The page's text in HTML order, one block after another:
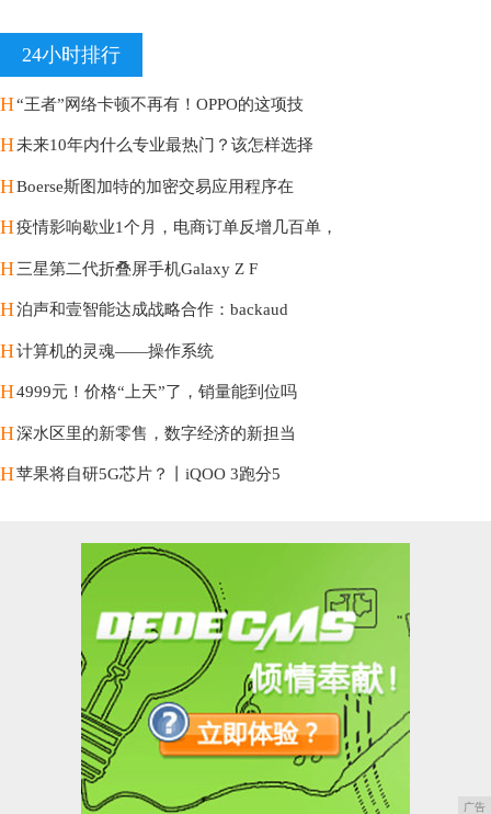
24小时排行
H“王者”网络卡顿不再有！OPPO的这项技
H未来10年内什么专业最热门？该怎样选择
HBoerse斯图加特的加密交易应用程序在
H疫情影响歇业1个月，电商订单反增几百单，
H三星第二代折叠屏手机Galaxy Z F
H泊声和壹智能达成战略合作：backaud
H计算机的灵魂——操作系统
H4999元！价格“上天”了，销量能到位吗
H深水区里的新零售，数字经济的新担当
H苹果将自研5G芯片？丨iQOO 3跑分5
广告